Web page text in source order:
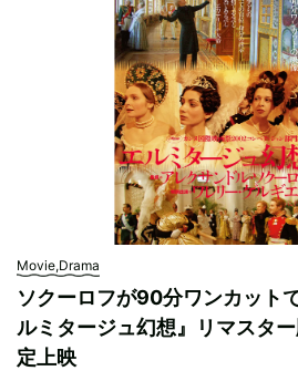
Movie,Drama
ソクーロフが90分ワンカット
ルミタージュ幻想』リマスタ
定上映